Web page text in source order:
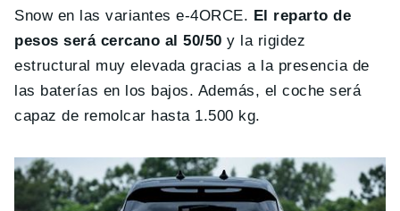
Snow en las variantes e-4ORCE. El reparto de
pesos será cercano al 50/50 y la rigidez
estructural muy elevada gracias a la presencia de
las baterías en los bajos. Además, el coche será
capaz de remolcar hasta 1.500 kg.